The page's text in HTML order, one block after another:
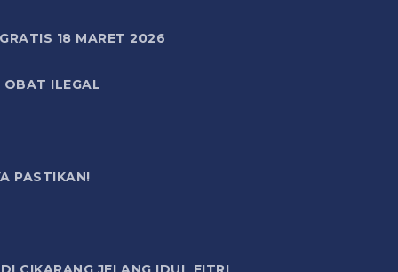
18 MARET 2026
OBAT ILEGAL
PASTIKAN!